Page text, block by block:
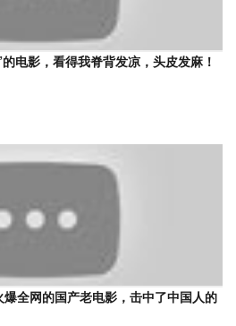
电影，看得我脊背发凉，头皮发麻！
爆全网的国产老电影，击中了中国人的